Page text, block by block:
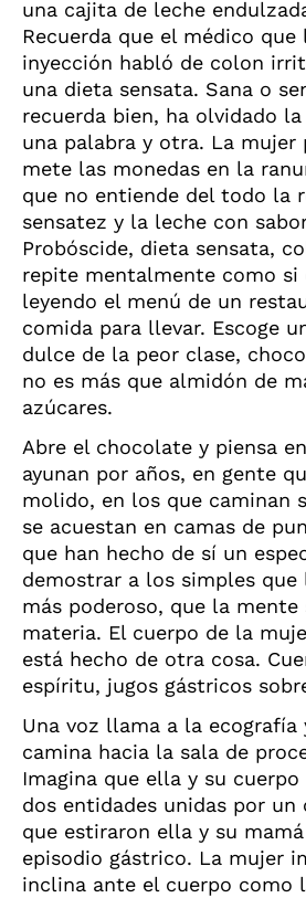
una cajita de leche
Recuerda que el médico
inyección habló de colon
una dieta sensata. Sana o
recuerda bien, ha olvidado
una palabra y otra. La mujer
mete las monedas en la
que no entiende del todo la
sensatez y la leche con
Probóscide, dieta sensata,
repite mentalmente como si
leyendo el menú de un
comida para llevar. Escoge
dulce de la peor clase,
no es más que almidón de
azúcares.
Abre el chocolate y piensa
ayunan por años, en gente
molido, en los que caminan
se acuestan en camas de
que han hecho de sí un
demostrar a los simples que
más poderoso, que la
materia. El cuerpo de la
está hecho de otra cosa.
espíritu, jugos gástricos
Una voz llama a la ecografía
camina hacia la sala de
Imagina que ella y su
dos entidades unidas por un
que estiraron ella y su
episodio gástrico. La mujer
inclina ante el cuerpo como